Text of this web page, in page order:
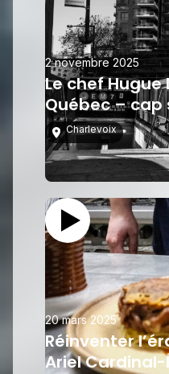
2 novembre 2025
Le chef
Québec – cap
Charlevoix
20 mars 2025
Réinventer
Ariel